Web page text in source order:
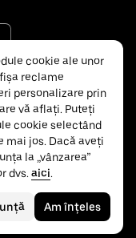
cookie ale unor
reclame
personalizare prin
vă aflați. Puteți
cookie selectând
mai jos. Dacă aveți
la „vânzarea”
dvs. aici.
Am înțeles